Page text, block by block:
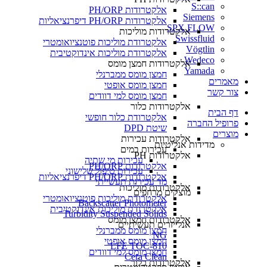
S::can
Siemens
SPX FLOW
Swissfluid
Vögtlin
Wedeco
Yamada
מאמרים
צור קשר
דף הבית
פרופיל החברה
מוצרים
מדידות אנליטיות
אלקטרודות PH
אלקטרודות PH/ORP
אלקטרודות PH/ORP דיפרנציאליות
אלקטרודות מוליכות
אלקטרודת מוליכות פוטנציואומטרי
אלקטרודת מוליכות אינדוקטיבית
אלקטרודות חמצן מומס
חמצן מומס ממברנלי
חמצן מומס אופטי
חמצן מומס למי דוודים
אלקטרודות כלור
אלקטרודות PH/ORP
אלקטרודות PH/ORP דיפרנציאליות
אלקטרודות מוליכות
אלקטרודת מוליכות פוטנציואומטרי
אלקטרודת מוליכות אינדוקטיבית
אלקטרודות חמצן מומס
חמצן מומס ממברנלי
חמצן מומס אופטי
חמצן מומס למי דוודים
אלקטרודות כלור
אלקטרודת כלור חופשי
שיטת DPD
אלקטרודות עכירות
עכירות במים
עכירות מי שתיה
עכירות טיפול שלישוני
מד עכירות תעשייתי
מוצקים מרחפים
Backscatter Photometer
Turbidity Suspended Solids
אנלייזרים תעשיתיים
NG
LFE TOC-810
Cera Clean​